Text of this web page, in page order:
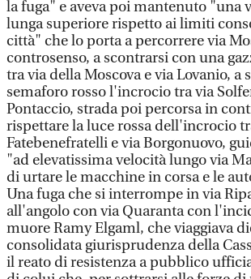
la fuga" e aveva poi mantenuto "una
lunga superiore rispetto ai limiti
città" che lo porta a percorrere via
controsenso, a scontrarsi con una
tra via della Moscova e via Lovanio, a
semaforo rosso l'incrocio tra via
Pontaccio, strada poi percorsa in
rispettare la luce rossa dell'incrocio
Fatebenefratelli e via Borgonuovo,
"ad elevatissima velocità lungo via
di urtare le macchine in corsa e le
Una fuga che si interrompe in via
all'angolo con via Quaranta con
muore Ramy Elgaml, che viaggiava
consolidata giurisprudenza della
il reato di resistenza a pubblico